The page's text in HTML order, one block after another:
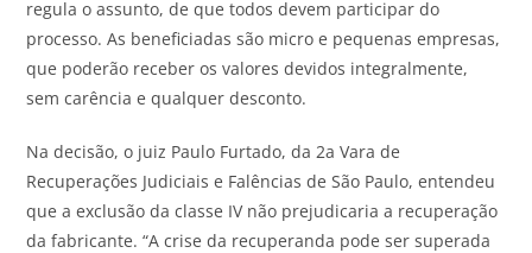
regula o assunto, de que todos devem participar do
processo. As beneficiadas são micro e pequenas empresas,
que poderão receber os valores devidos integralmente,
sem carência e qualquer desconto.
Na decisão, o juiz Paulo Furtado, da 2a Vara de
Recuperações Judiciais e Falências de São Paulo, entendeu
que a exclusão da classe IV não prejudicaria a recuperação
da fabricante. “A crise da recuperanda pode ser superada